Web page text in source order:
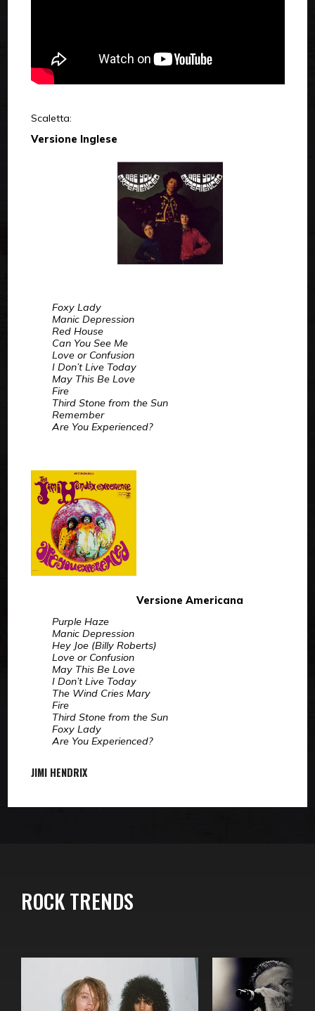
Scaletta:
Versione Inglese
Foxy Lady
Manic Depression
Red House
Can You See Me
Love or Confusion
I Don’t Live Today
May This Be Love
Fire
Third Stone from the Sun
Remember
Are You Experienced?
Versione Americana
Purple Haze
Manic Depression
Hey Joe (Billy Roberts)
Love or Confusion
May This Be Love
I Don’t Live Today
The Wind Cries Mary
Fire
Third Stone from the Sun
Foxy Lady
Are You Experienced?
JIMI HENDRIX
ROCK TRENDS